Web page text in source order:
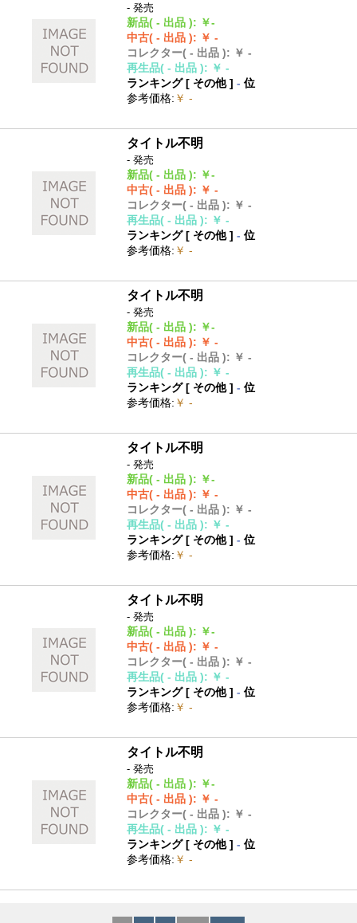
- 発売
新品( - 出品 ): ￥-
中古( - 出品 ): ￥ -
コレクター( - 出品 ): ￥ -
再生品( - 出品 ): ￥ -
ランキング [ その他]- 位
参考価格: ￥ -
タイトル不明
- 発売
新品( - 出品 ): ￥-
中古( - 出品 ): ￥ -
コレクター( - 出品 ): ￥ -
再生品( - 出品 ): ￥ -
ランキング [ その他]- 位
参考価格: ￥ -
タイトル不明
- 発売
新品( - 出品 ): ￥-
中古( - 出品 ): ￥ -
コレクター( - 出品 ): ￥ -
再生品( - 出品 ): ￥ -
ランキング [ その他]- 位
参考価格: ￥ -
タイトル不明
- 発売
新品( - 出品 ): ￥-
中古( - 出品 ): ￥ -
コレクター( - 出品 ): ￥ -
再生品( - 出品 ): ￥ -
ランキング [ その他]- 位
参考価格: ￥ -
タイトル不明
- 発売
新品( - 出品 ): ￥-
中古( - 出品 ): ￥ -
コレクター( - 出品 ): ￥ -
再生品( - 出品 ): ￥ -
ランキング [ その他]- 位
参考価格: ￥ -
タイトル不明
- 発売
新品( - 出品 ): ￥-
中古( - 出品 ): ￥ -
コレクター( - 出品 ): ￥ -
再生品( - 出品 ): ￥ -
ランキング [ その他]- 位
参考価格: ￥ -